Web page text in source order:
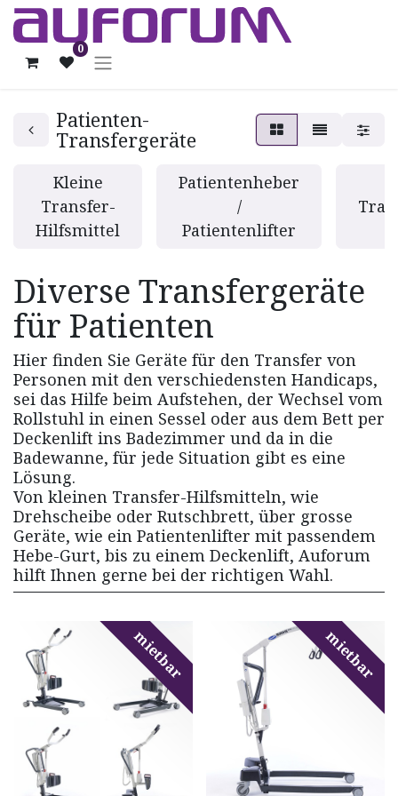
0
Patienten-
Transfergeräte
Kleine
Transfer-
Hilfsmittel
Patientenheber
/
Patientenlifter
Diverse Transfergeräte
für Patienten
Hier finden Sie Geräte für den Transfer von
Personen mit den verschiedensten Handicaps,
sei das Hilfe beim Aufstehen, der Wechsel vom
Rollstuhl in einen Sessel oder aus dem Bett per
Deckenlift ins Badezimmer und da in die
Badewanne, für jede Situation gibt es eine
Lösung.
Von kleinen Transfer-Hilfsmitteln, wie
Drehscheibe oder Rutschbrett, über grosse
Geräte, wie ein Patientenlifter mit passendem
Hebe-Gurt, bis zu einem Deckenlift, Auforum
hilft Ihnen gerne bei der richtigen Wahl.
mietbar mietbar